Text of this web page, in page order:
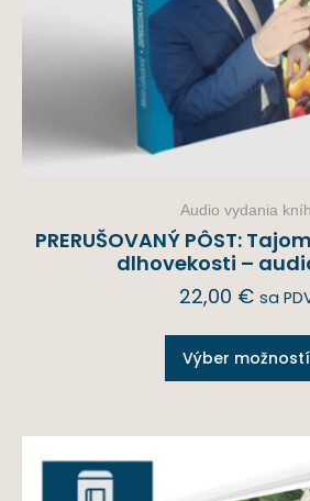
Audio vydania kníh
PRERUŠOVANÝ PÔST:
dlhovekosti –
22,00 € sa
Výber možností